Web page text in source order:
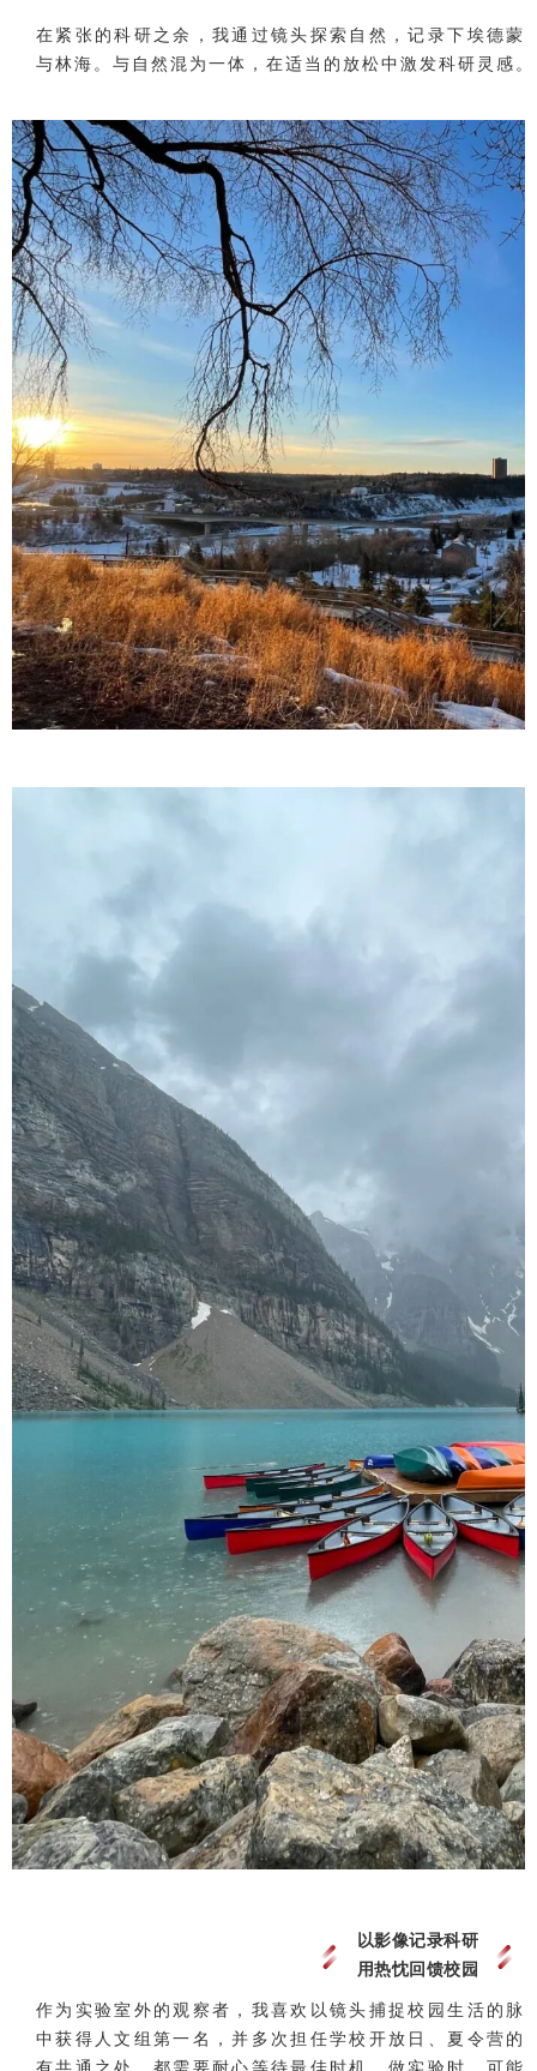
在紧张的科研之余，我通过镜头探索自然，记录下埃德蒙
与林海。与自然混为一体，在适当的放松中激发科研灵感。
以影像记录科研
用热忱回馈校园
作为实验室外的观察者，我喜欢以镜头捕捉校园生活的脉
中获得人文组第一名，并多次担任学校开放日、夏令营的